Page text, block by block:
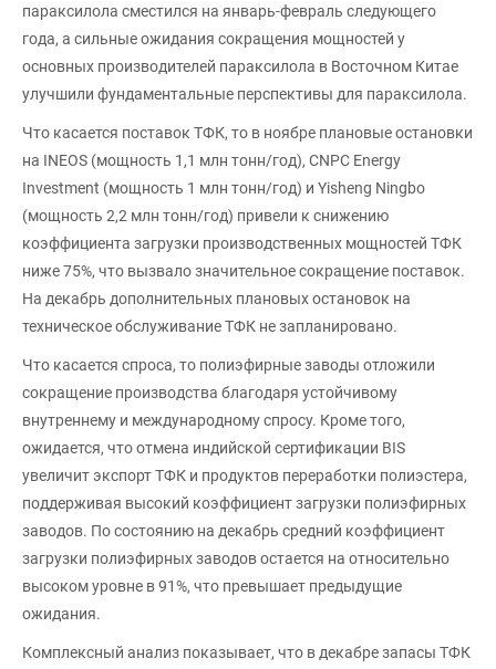
параксилола сместился на январь-февраль следующего
года, а сильные ожидания сокращения мощностей у
основных производителей параксилола в Восточном Китае
улучшили фундаментальные перспективы для параксилола.
Что касается поставок ТФК, то в ноябре плановые остановки
на INEOS (мощность 1,1 млн тонн/год), CNPC Energy
Investment (мощность 1 млн тонн/год) и Yisheng Ningbo
(мощность 2,2 млн тонн/год) привели к снижению
коэффициента загрузки производственных мощностей ТФК
ниже 75%, что вызвало значительное сокращение поставок.
На декабрь дополнительных плановых остановок на
техническое обслуживание ТФК не запланировано.
Что касается спроса, то полиэфирные заводы отложили
сокращение производства благодаря устойчивому
внутреннему и международному спросу. Кроме того,
ожидается, что отмена индийской сертификации BIS
увеличит экспорт ТФК и продуктов переработки полиэстера,
поддерживая высокий коэффициент загрузки полиэфирных
заводов. По состоянию на декабрь средний коэффициент
загрузки полиэфирных заводов остается на относительно
высоком уровне в 91%, что превышает предыдущие
ожидания.
Комплексный анализ показывает, что в декабре запасы ТФК